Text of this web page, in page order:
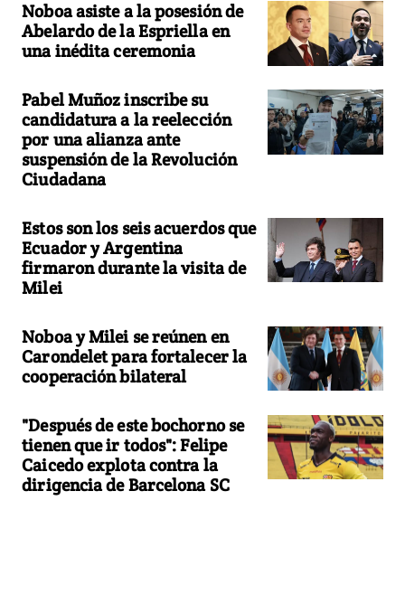
Noboa asiste a la posesión de
Abelardo de la Espriella en
una inédita ceremonia
Pabel Muñoz inscribe su
candidatura a la reelección
por una alianza ante
suspensión de la Revolución
Ciudadana
Estos son los seis acuerdos que
Ecuador y Argentina
firmaron durante la visita de
Milei
Noboa y Milei se reúnen en
Carondelet para fortalecer la
cooperación bilateral
"Después de este bochorno se
tienen que ir todos": Felipe
Caicedo explota contra la
dirigencia de Barcelona SC